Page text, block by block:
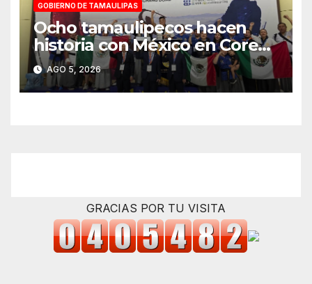
GOBIERNO DE TAMAULIPAS
Ocho tamaulipecos hacen
historia con México en Corea
del Sur; conquistan el primer
título mundial de Haidong
Gumdo
AGO 5, 2026
GRACIAS POR TU VISITA